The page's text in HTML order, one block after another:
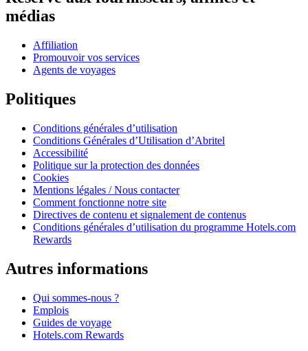
médias
Affiliation
Promouvoir vos services
Agents de voyages
Politiques
Conditions générales d’utilisation
Conditions Générales d’Utilisation d’Abritel
Accessibilité
Politique sur la protection des données
Cookies
Mentions légales / Nous contacter
Comment fonctionne notre site
Directives de contenu et signalement de contenus
Conditions générales d’utilisation du programme Hotels.com
Rewards
Autres informations
Qui sommes-nous ?
Emplois
Guides de voyage
Hotels.com Rewards